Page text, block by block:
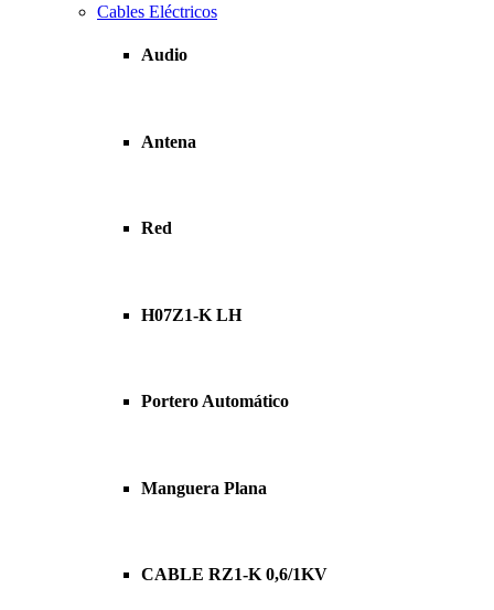
Cables Eléctricos
Audio
Antena
Red
H07Z1-K LH
Portero Automático
Manguera Plana
CABLE RZ1-K 0,6/1KV